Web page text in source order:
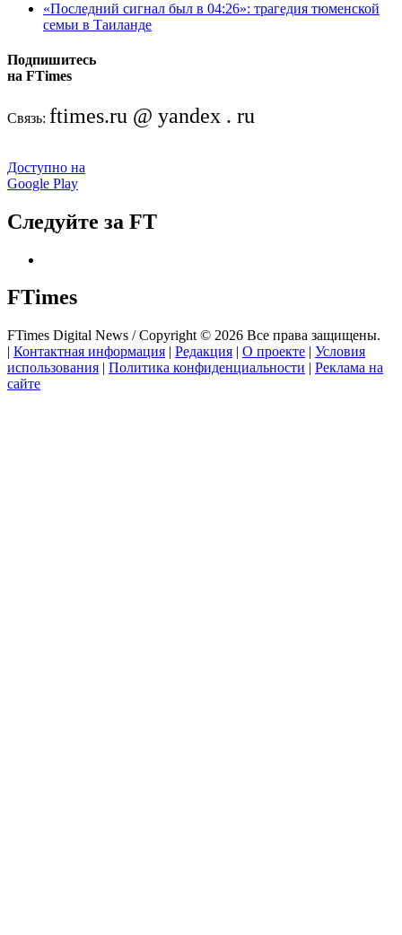
«Последний сигнал был в 04:26»: трагедия тюменской
семьи в Таиланде
Подпишитесь
на FTimes
Связь: ftimes.ru @ yandex . ru
Доступно на
Google Play
Следуйте за FT
FTimes
FTimes Digital News / Copyright © 2026 Все права защищены.
| Контактная информация | Редакция | О проекте | Условия
использования | Политика конфиденциальности | Реклама на
сайте